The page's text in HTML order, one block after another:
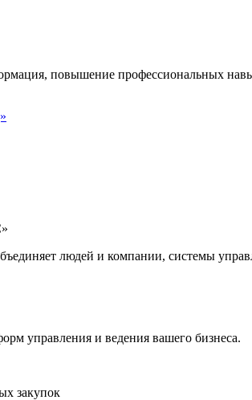
повышение профессиональных
людей и компании, системы
управления и ведения вашего бизнеса.
закупок